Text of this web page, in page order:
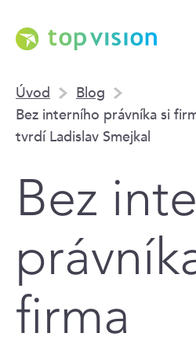
Úvod
Blog
Bez interního právníka si
tvrdí Ladislav Smejkal
Bez
firma